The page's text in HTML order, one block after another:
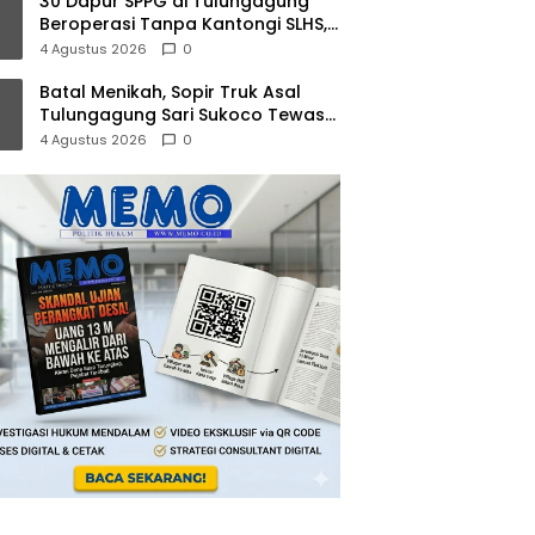
Beroperasi Tanpa Kantongi SLHS,
Dinkes Terus Kejar Percepatan Izin
4 Agustus 2026 0
Batal Menikah, Sopir Truk Asal
Tulungagung Sari Sukoco Tewas
dalam Kebakaran KMP Mutiara 2
4 Agustus 2026 0